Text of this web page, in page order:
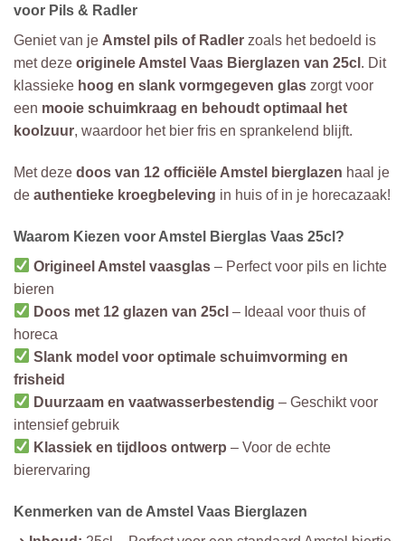
voor Pils & Radler
Geniet van je Amstel pils of Radler zoals het bedoeld is
met deze originele Amstel Vaas Bierglazen van 25cl . Dit
klassieke hoog en slank vormgegeven glas zorgt voor
een mooie schuimkraag en behoudt optimaal het
koolzuur, waardoor het bier fris en sprankelend blijft.
Met deze doos van 12 officiële Amstel bierglazen haal je
de authentieke kroegbeleving in huis of in je horecazaak!
Waarom Kiezen voor Amstel Bierglas Vaas 25cl?
Origineel Amstel vaasglas – Perfect voor pils en lichte
bieren
Doos met 12 glazen van 25cl – Ideaal voor thuis of
horeca
Slank model voor optimale schuimvorming en
frisheid
Duurzaam en vaatwasserbestendig – Geschikt voor
intensief gebruik
Klassiek en tijdloos ontwerp – Voor de echte
bierervaring
Kenmerken van de Amstel Vaas Bierglazen